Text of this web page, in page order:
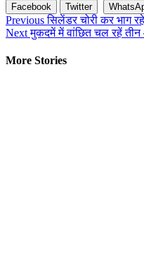
Facebook Twitter
Continue
Reading
Previousसिलेंडर चोरी कर भाग
Nextमुकदमें में वांछित चल रहें तीन
More Stories